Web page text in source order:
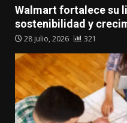
Walmart fortalece su
sostenibilidad y
28 julio, 2026 321